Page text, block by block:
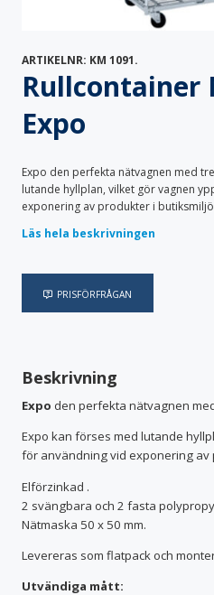
Vård & Omsorg
Bodystocking & pyjamas
Handdukar & frotté
Lakansskydd & draglakan
ARTIKELNR: KM 1091.
Rullcontainer
Expo
Expo den perfekta nätvagnen med
lutande hyllplan, vilket gör vagnen
exponering av produkter i
Läs hela beskrivningen
PRISFÖRFRÅGAN
Beskrivning
Expo den perfekta nätvagnen
Expo kan förses med lutande
för användning vid exponering av
Elförzinkad .
2 svängbara och 2 fasta
Nätmaska 50 x 50 mm.
Levereras som flatpack och
Utvändiga mått: